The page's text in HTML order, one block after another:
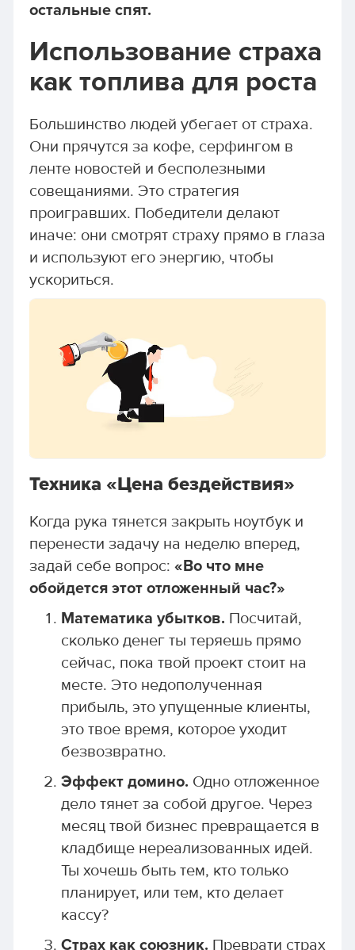
остальные спят.
Использование страха
как топлива для роста
Большинство людей убегает от страха.
Они прячутся за кофе, серфингом в
ленте новостей и бесполезными
совещаниями. Это стратегия
проигравших. Победители делают
иначе: они смотрят страху прямо в глаза
и используют его энергию, чтобы
ускориться.
Техника «Цена бездействия»
Когда рука тянется закрыть ноутбук и
перенести задачу на неделю вперед,
задай себе вопрос: «Во что мне
обойдется этот отложенный час?»
Математика убытков. Посчитай,
сколько денег ты теряешь прямо
сейчас, пока твой проект стоит на
месте. Это недополученная
прибыль, это упущенные клиенты,
это твое время, которое уходит
безвозвратно.
Эффект домино. Одно отложенное
дело тянет за собой другое. Через
месяц твой бизнес превращается в
кладбище нереализованных идей.
Ты хочешь быть тем, кто только
планирует, или тем, кто делает
кассу?
Страх как союзник. Преврати страх